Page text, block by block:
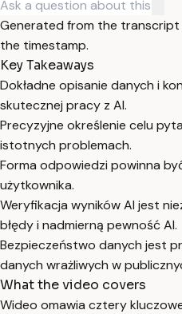
Generated from the
the timestamp.
Key Takeaways
Dokładne opisanie danych i
skutecznej pracy z AI.
Precyzyjne określenie celu
istotnych problemach.
Forma odpowiedzi powinna
użytkownika.
Weryfikacja wyników AI jest
błędy i nadmierną pewność AI.
Bezpieczeństwo danych jest
danych wrażliwych w
What the video covers
Wideo omawia cztery